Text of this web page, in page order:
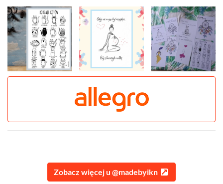
Zobacz więcej u @madebyikn